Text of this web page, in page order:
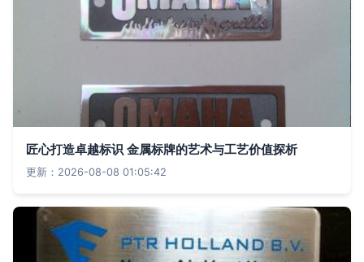
匠心打造卓越标识 金属标牌的艺术与工艺价值探析
更新：2026-08-08 01:05:42